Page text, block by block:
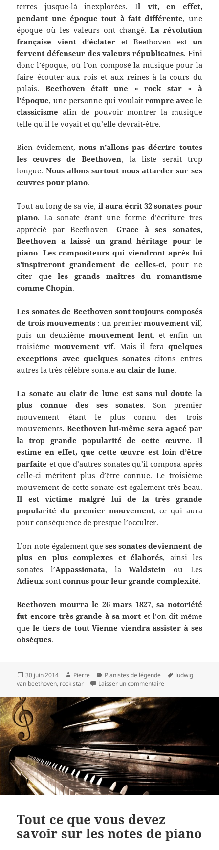
terres jusque-là inexplorées. Il vit, en effet,
pendant une époque tout à fait différente, une
époque où les valeurs ont changé. La révolution
française vient d’éclater et Beethoven est un
fervent défenseur des valeurs républicaines. Fini
donc l’époque, où l’on composé la musique pour la
faire écouter aux rois et aux reines à la cours du
palais. Beethoven était une « rock star » à
l’époque, une personne qui voulait rompre avec le
classicisme afin de pouvoir montrer la musique
telle qu’il le voyait et qu’elle devrait-être.
Bien évidement,nous n’allons pas décrire toutes
les œuvres de Beethoven, la liste serait trop
longue. Nous allons surtout nous attarder sur ses
œuvres pour piano.
Tout au long de sa vie, il aura écrit 32 sonates pour
piano. La sonate étant une forme d’écriture très
apprécié par Beethoven. Grace à ses sonates,
Beethoven a laissé un grand héritage pour le
piano. Les compositeurs qui viendront après lui
s’inspireront grandement de celles-ci, pour ne
citer queles grands maîtres du romantisme
comme Chopin.
Les sonates de Beethoven sont toujours composés
de trois mouvements : un premier mouvement vif,
puis un deuxième mouvement lent, et enfin un
troisièmemouvement vif. Mais il fera quelques
exceptions avec quelques sonates citons entres
autres la très célèbre sonateau clair de lune.
La sonate au clair de lune est sans nul doute la
plus connue des ses sonates. Son premier
mouvement étant le plus connu des trois
mouvements.Beethoven lui-même sera agacé par
la trop grande popularité de cette œuvre. Il
estime en effet, que cette œuvre est loin d’être
parfaite et que d’autres sonates qu’il composa après
celle-ci méritent plus d’être connue. Le troisième
mouvement de cette sonate est également très beau.
Il est victime malgré lui de la très grande
popularité du premier mouvement, ce qui aura
pour conséquence de presque l’occulter.
L’on note également queses sonates deviennent de
plus en plus complexes et élaborés, ainsi les
sonates l’Appassionata, laWaldstein ou Les
Adieux sontconnus pour leur grande complexité.
Beethoven mourra le 26 mars 1827, sa notoriété
fut encore très grande à sa mort et l’on dit même
quele tiers de tout Vienne viendra assister à ses
obsèques.
Publié
le
30 juin 2014 Auteur
Pierre Catégories
Pianistes de légende
Mots-
ludwig
van beethoven, rock star Laisser un commentaire
Tout ce que vous devez
savoir sur les notes de piano